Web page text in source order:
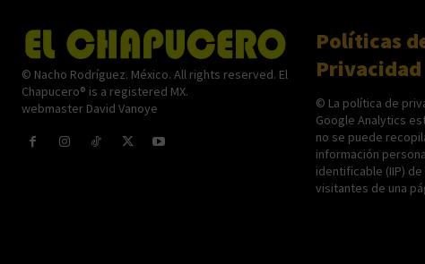
© Nacho Rodríguez. México. All rights reserved. El
Chapucero® is a registered MX.
webmaster David Vanoye
Políticas
Privacidad
© La política de
Google Analytics
no se puede
información
identificable (IIP) de
visitantes de una